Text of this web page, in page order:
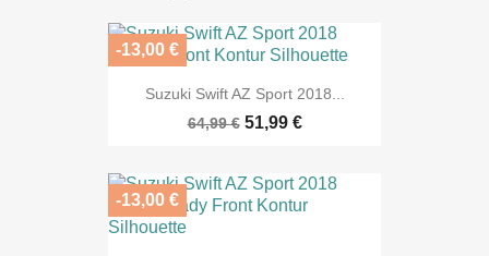
Suzuki Swift AZ Sport 2018...
64,99 € 51,99 €
-13,00 €
-13,00 €